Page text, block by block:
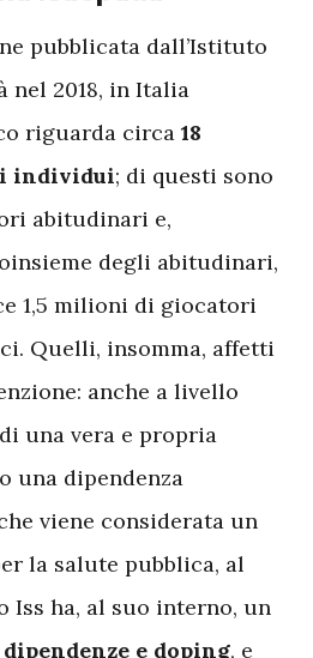
pubblicata dall’Istituto
nel 2018, in Italia
riguarda circa 18
individui; di questi sono
abitudinari e,
degli abitudinari,
1,5 milioni di giocatori
Quelli, insomma, affetti
anche a livello
una vera e propria
una dipendenza
viene considerata un
la salute pubblica, al
Iss ha, al suo interno, un
e doping, e